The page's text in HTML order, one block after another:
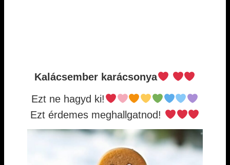
Kalácsember karácsonya
Ezt ne hagyd ki!
Ezt érdemes meghallgatnod!